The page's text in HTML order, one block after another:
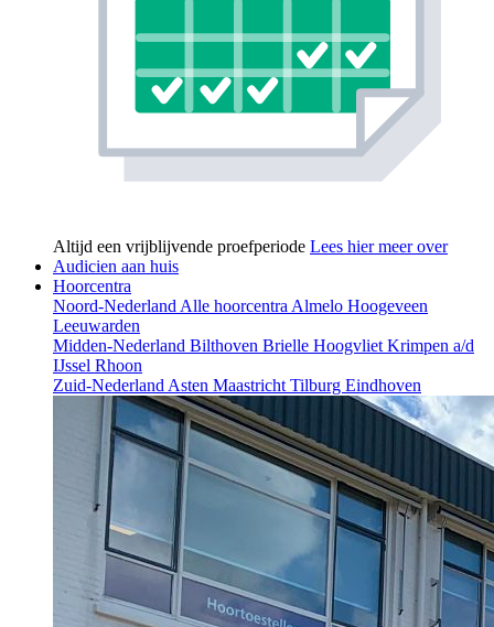
Altijd een vrijblijvende proefperiode Lees hier meer over
Audicien aan huis
Hoorcentra
Noord-NederlandAlle hoorcentraAlmelo Hoogeveen
Leeuwarden
Midden-Nederland Bilthoven Brielle HoogvlietKrimpen a/d
IJssel Rhoon
Zuid-NederlandAsten MaastrichtTilburg Eindhoven